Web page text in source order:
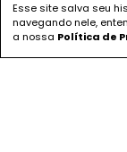
Esse site salva seu
navegando nele,
a nossa Política de